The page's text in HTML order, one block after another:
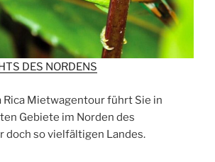
DES NORDENS
Rica Mietwagentour führt Sie in
Gebiete im Norden des
doch so vielfältigen Landes.